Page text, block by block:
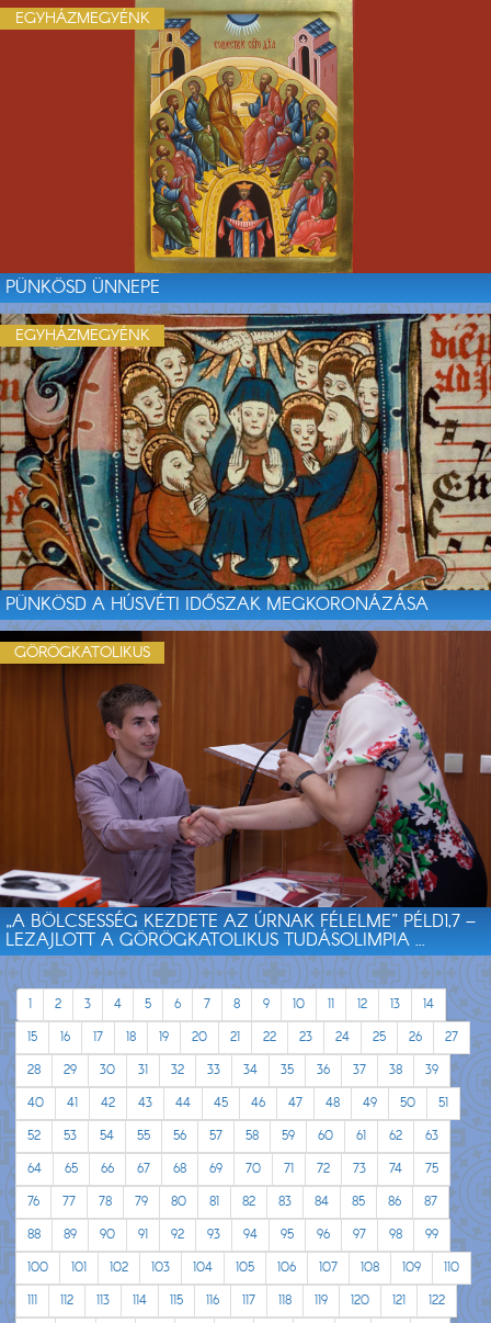
PÜNKÖSD ÜNNEPE
EGYHÁZMEGYÉNK
PÜNKÖSD A HÚSVÉTI IDŐSZAK MEGKORONÁZÁSA
EGYHÁZMEGYÉNK
„A BÖLCSESSÉG KEZDETE AZ ÚRNAK FÉLELME” PÉLD1,7 –
LEZAJLOTT A GÖRÖGKATOLIKUS TUDÁSOLIMPIA ...
GÖRÖGKATOLIKUS
1 2 3 4 5 6 7 8 9 10 11 12 13
14
15
16 17 18 19 20 21 22 23 24 25 26
27
28
29 30 31 32 33 34 35 36 37 38
39
40
41 42 43 44 45 46 47 48 49 50
51
52
53 54 55 56 57 58 59 60 61 62
63
64
65 66 67 68 69 70 71 72 73 74
75
76
77 78 79 80 81 82 83 84 85 86
87
88
89 90 91 92 93 94 95 96 97 98
99
100
101 102 103 104 105 106 107 108 109
110
111
112 113 114 115 116 117 118 119 120 121
122